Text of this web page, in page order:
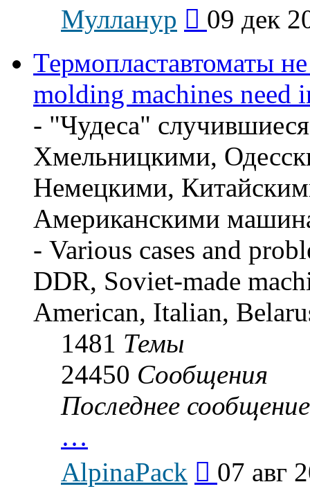
Мулланур
последнему
09 дек
Термопластавтоматы
molding machines need
- "Чудеса"
Хмельницкими,
Немецкими,
Американскими
- Various cases and
DDR, Soviet-made
American, Italian,
1481 Темы
24450 Сообщения
Последнее сообщение
…
AlpinaPack
последнему
07 авг